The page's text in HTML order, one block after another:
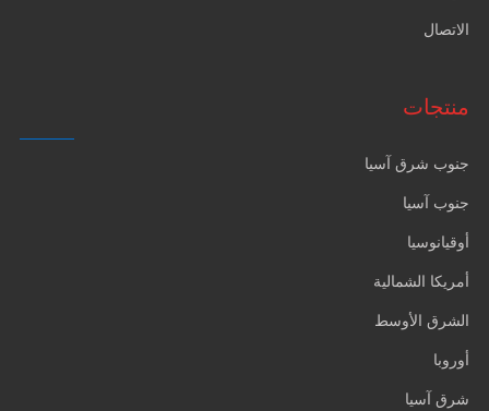
الاتصال
منتجات
جنوب شرق آسيا
جنوب آسيا
أوقيانوسيا
أمريكا الشمالية
الشرق الأوسط
أوروبا
شرق آسيا